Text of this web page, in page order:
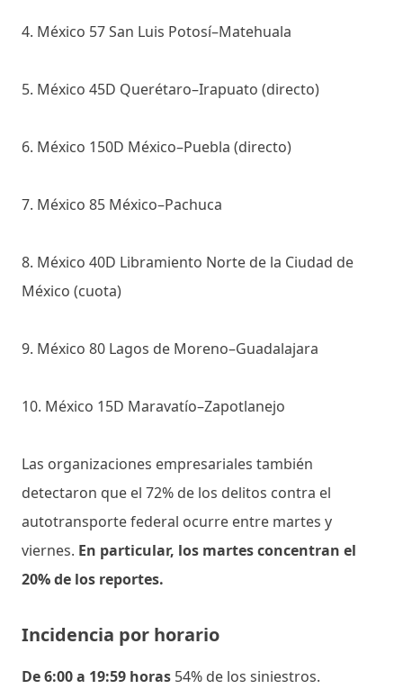
4. México 57 San Luis Potosí–Matehuala
5. México 45D Querétaro–Irapuato (directo)
6. México 150D México–Puebla (directo)
7. México 85 México–Pachuca
8. México 40D Libramiento Norte de la Ciudad de
México (cuota)
9. México 80 Lagos de Moreno–Guadalajara
10. México 15D Maravatío–Zapotlanejo
Las organizaciones empresariales también
detectaron que el 72% de los delitos contra el
autotransporte federal ocurre entre martes y
viernes. En particular, los martes concentran el
20% de los reportes.
Incidencia por horario
De 6:00 a 19:59 horas 54% de los siniestros.